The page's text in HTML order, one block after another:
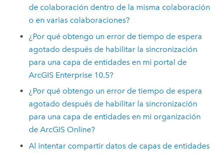
de colaboración dentro de la misma colaboración
o en varias colaboraciones?
¿Por qué obtengo un error de tiempo de espera
agotado después de habilitar la sincronización
para una capa de entidades en mi portal de
ArcGIS Enterprise 10.5?
¿Por qué obtengo un error de tiempo de espera
agotado después de habilitar la sincronización
para una capa de entidades en mi organización
deArcGIS Online?
Al intentar compartir datos de capas de entidades